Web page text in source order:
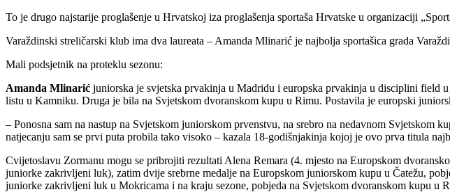
To je drugo najstarije proglašenje u Hrvatskoj iza proglašenja sportaša Hrvatske u organizaciji
Varaždinski streličarski klub ima dva laureata – Amanda Mlinarić je najbolja sportašica grada
Mali podsjetnik na proteklu sezonu:
Amanda Mlinarić juniorska je svjetska prvakinja u Madridu i europska prvakinja u disciplini field
listu u Kamniku. Druga je bila na Svjetskom dvoranskom kupu u Rimu. Postavila je europski
– Ponosna sam na nastup na Svjetskom juniorskom prvenstvu, na srebro na nedavnom
natjecanju sam se prvi puta probila tako visoko – kazala 18-godišnjakinja kojoj je ovo prva titula
Cvijetoslavu Zormanu mogu se pribrojiti rezultati Alena Remara (4. mjesto na Europskom
juniorke zakrivljeni luk), zatim dvije srebrne medalje na Europskom juniorskom kupu u Čatežu,
juniorke zakrivljeni luk u Mokricama i na kraju sezone, pobjeda na Svjetskom dvoranskom kupu